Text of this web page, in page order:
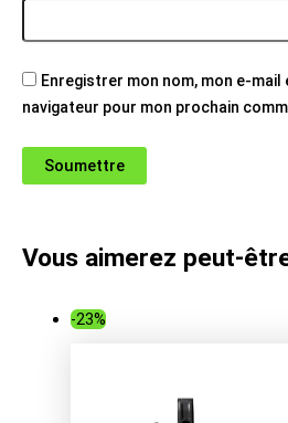
Enregistrer mon nom, mon e-
navigateur pour mon prochain
Vous aimerez peut-
-23%